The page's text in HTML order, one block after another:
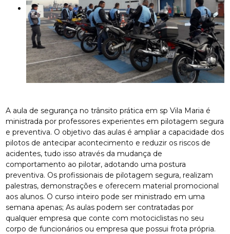
A aula de segurança no trânsito prática em sp Vila Maria é
ministrada por professores experientes em pilotagem segura
e preventiva. O objetivo das aulas é ampliar a capacidade dos
pilotos de antecipar acontecimento e reduzir os riscos de
acidentes, tudo isso através da mudança de
comportamento ao pilotar, adotando uma postura
preventiva. Os profissionais de pilotagem segura, realizam
palestras, demonstrações e oferecem material promocional
aos alunos. O curso inteiro pode ser ministrado em uma
semana apenas; As aulas podem ser contratadas por
qualquer empresa que conte com motociclistas no seu
corpo de funcionários ou empresa que possui frota própria.